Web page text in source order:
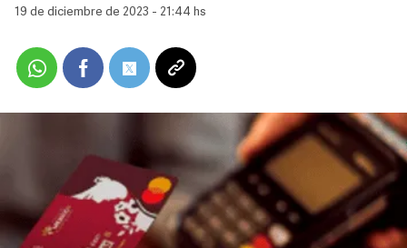
19 de diciembre de 2023 - 21:44 hs